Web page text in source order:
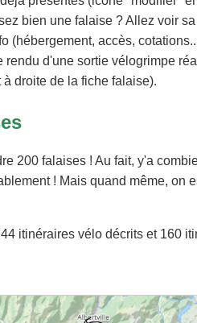
bien une falaise ? Allez voir
(hébergement, accès,
rendu d'une sortie vélogrimpe
droite de la fiche falaise).
200 falaises ! Au fait, y'a
! Mais quand même, on
itinéraires vélo décrits et 160